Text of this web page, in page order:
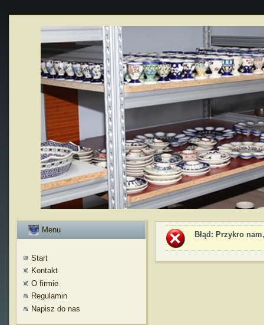
Menu
Start
Kontakt
O firmie
Regulamin
Napisz do nas
Błąd : Przykro